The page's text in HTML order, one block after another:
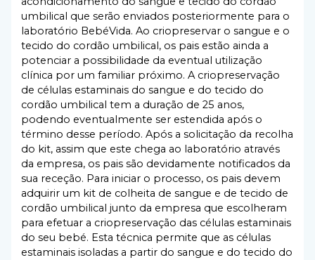
umbilical que serão enviados posteriormente para o
laboratório BebéVida. Ao criopreservar o sangue e o
tecido do cordão umbilical, os pais estão ainda a
potenciar a possibilidade da eventual utilização
clínica por um familiar próximo. A criopreservação
de células estaminais do sangue e do tecido do
cordão umbilical tem a duração de 25 anos,
podendo eventualmente ser estendida após o
término desse período. Após a solicitação da recolha
do kit, assim que este chega ao laboratório através
da empresa, os pais são devidamente notificados da
sua receção. Para iniciar o processo, os pais devem
adquirir um kit de colheita de sangue e de tecido de
cordão umbilical junto da empresa que escolheram
para efetuar a criopreservação das células estaminais
do seu bebé. Esta técnica permite que as células
estaminais isoladas a partir do sangue e do tecido do